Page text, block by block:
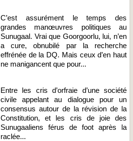
C’est assurément le temps des
grandes manœuvres politiques au
Sunugaal. Vrai que Goorgoorlu, lui, n’en
a cure, obnubilé par la recherche
effrénée de la DQ. Mais ceux d’en haut
ne manigancent que pour...
Entre les cris d’orfraie d’une société
civile appelant au dialogue pour un
consensus autour de la révision de la
Constitution, et les cris de joie des
Sunugaaliens férus de foot après la
raclée...